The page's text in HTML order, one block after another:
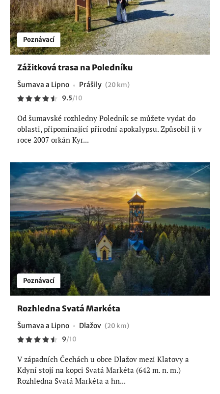
Poznávací
Zážitková trasa na Poledníku
Šumava a Lipno Prášily (20 km)
9.5/10
Od šumavské rozhledny Poledník se můžete vydat do
oblasti, připomínající přírodní apokalypsu. Způsobil ji v
roce 2007 orkán Kyr...
Poznávací
Rozhledna Svatá Markéta
Šumava a Lipno Dlažov (20 km)
9/10
V západních Čechách u obce Dlažov mezi Klatovy a
Kdyní stojí na kopci Svatá Markéta (642 m. n. m.)
Rozhledna Svatá Markéta a hn...